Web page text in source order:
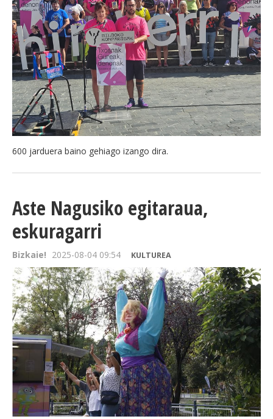
600 jarduera baino gehiago izango dira.
Aste Nagusiko egitaraua,
eskuragarri
Bizkaie! 2025-08-04 09:54 KULTUREA